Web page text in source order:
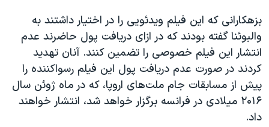
نرگس محمدی برنده جایزه نوبل صلح
همایش محافظه‌کاران آمریکا «سی‌پک»
صفحه‌های ویژه
سفر پرزیدنت ترامپ به چین
بزهکارانی که این فیلم ویدئویی را در اختیار داشتند به
والبوئنا گفته بودند که در ازای دریافت پول حاضرند عدم
انتشار این فیلم خصوصی را تضمین کنند. آنان تهدید
کردند در صورت عدم دریافت پول این فیلم رسواکننده را
پیش از مسابقات جام ملت‌های اروپا، که در ماه ژوئن سال
۲۰۱۶ میلادی در فرانسه برگزار خواهد شد، انتشار خواهند
داد.